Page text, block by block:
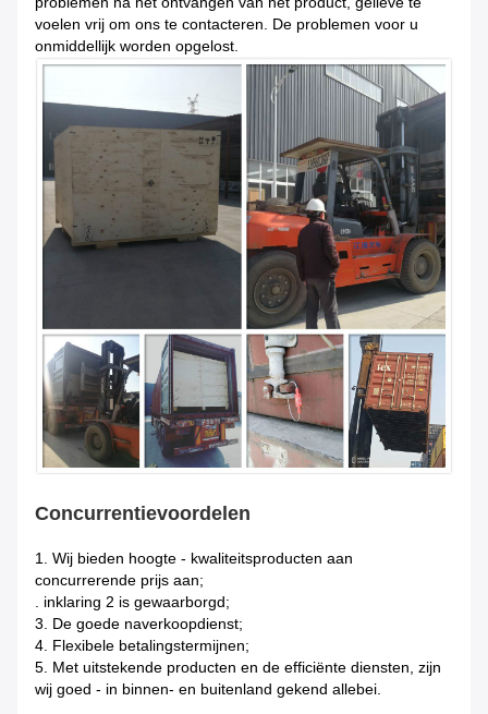
voelen vrij om ons te contacteren. De problemen voor u
onmiddellijk worden opgelost.
Concurrentievoordelen
1. Wij bieden hoogte - kwaliteitsproducten aan
concurrerende prijs aan;
. inklaring 2 is gewaarborgd;
3. De goede naverkoopdienst;
4. Flexibele betalingstermijnen;
5. Met uitstekende producten en de efficiënte diensten, zijn
wij goed - in binnen- en buitenland gekend allebei.